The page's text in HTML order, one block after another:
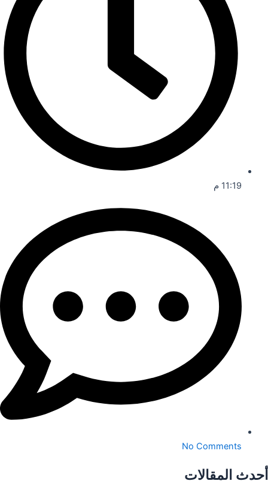
11:19 م
No Comments
أحدث المقالات